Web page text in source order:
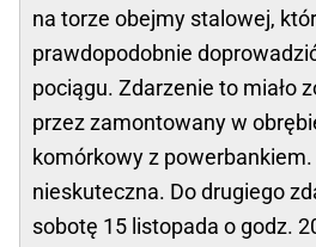
na torze obejmy stalowej,
prawdopodobnie
pociągu. Zdarzenie to miało
przez zamontowany w
komórkowy z powerbankiem.
nieskuteczna. Do drugiego
sobotę 15 listopada o godz.